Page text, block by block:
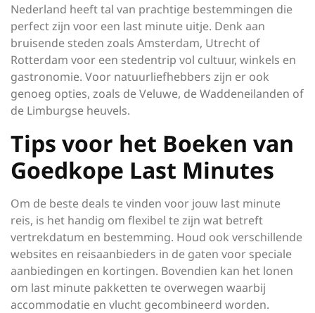
Nederland heeft tal van prachtige bestemmingen die
perfect zijn voor een last minute uitje. Denk aan
bruisende steden zoals Amsterdam, Utrecht of
Rotterdam voor een stedentrip vol cultuur, winkels en
gastronomie. Voor natuurliefhebbers zijn er ook
genoeg opties, zoals de Veluwe, de Waddeneilanden of
de Limburgse heuvels.
Tips voor het Boeken van
Goedkope Last Minutes
Om de beste deals te vinden voor jouw last minute
reis, is het handig om flexibel te zijn wat betreft
vertrekdatum en bestemming. Houd ook verschillende
websites en reisaanbieders in de gaten voor speciale
aanbiedingen en kortingen. Bovendien kan het lonen
om last minute pakketten te overwegen waarbij
accommodatie en vlucht gecombineerd worden.